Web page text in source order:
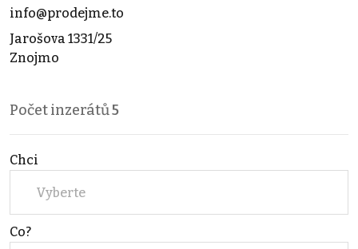
info@prodejme.to
Jarošova 1331/25
Znojmo
Počet inzerátů5
Chci
Vyberte
Co?